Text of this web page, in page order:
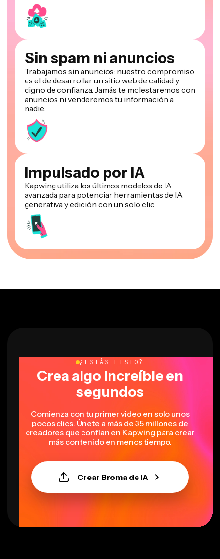
Sin spam ni anuncios
Trabajamos sin anuncios: nuestro compromiso
es el de desarrollar un sitio web de calidad y
digno de confianza. Jamás te molestaremos con
anuncios ni venderemos tu información a
nadie.
Impulsado por IA
Kapwing utiliza los últimos modelos de IA
avanzada para potenciar herramientas de IA
generativa y edición con un solo clic.
¿ESTÁS LISTO?
Crea algo increíble en
segundos
Comienza con tu primer video en solo unos
pocos clics. Únete a más de 35 millones de
creadores que confían en Kapwing para crear
más contenido en menos tiempo.
Crear Broma de IA